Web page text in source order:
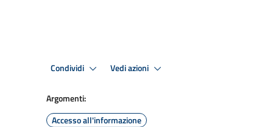
Condividi Vedi azioni
Argomenti:
Accesso all'informazione